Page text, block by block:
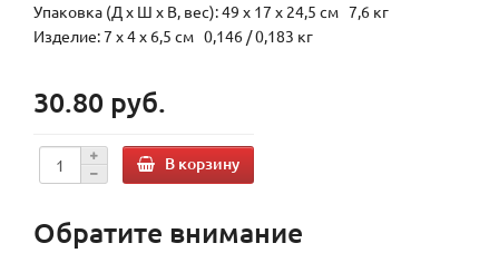
Упаковка (Д х Ш х В, вес): 49 x 17 x 24,5 см 7,6 кг
Изделие: 7 x 4 x 6,5 см 0,146 / 0,183 кг
30.80 руб.
В корзину
Обратите внимание